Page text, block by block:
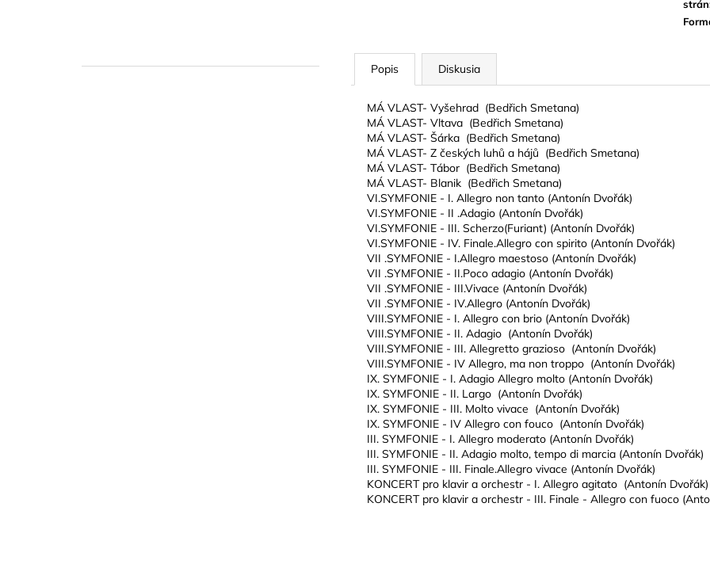
strán
Popis Diskusia
MÁ VLAST- Vyšehrad (Bedřich Smetana)
MÁ VLAST- Vltava (Bedřich Smetana)
MÁ VLAST- Šárka (Bedřich Smetana)
MÁ VLAST- Z českých luhů a hájů (Bedřich Smetana)
MÁ VLAST- Tábor (Bedřich Smetana)
MÁ VLAST- Blanik (Bedřich Smetana)
VI.SYMFONIE - I. Allegro non tanto (Antonín Dvořák)
VI.SYMFONIE - II .Adagio (Antonín Dvořák)
VI.SYMFONIE - III. Scherzo(Furiant) (Antonín Dvořák)
VI.SYMFONIE - IV. Finale.Allegro con spirito (Antonín Dvořák)
VII .SYMFONIE - I.Allegro maestoso (Antonín Dvořák)
VII .SYMFONIE - II.Poco adagio (Antonín Dvořák)
VII .SYMFONIE - III.Vivace (Antonín Dvořák)
VII .SYMFONIE - IV.Allegro (Antonín Dvořák)
VIII.SYMFONIE - I. Allegro con brio (Antonín Dvořák)
VIII.SYMFONIE - II. Adagio (Antonín Dvořák)
VIII.SYMFONIE - III. Allegretto grazioso (Antonín Dvořák)
VIII.SYMFONIE - IV Allegro, ma non troppo (Antonín Dvořák)
IX. SYMFONIE - I. Adagio Allegro molto (Antonín Dvořák)
IX. SYMFONIE - II. Largo (Antonín Dvořák)
IX. SYMFONIE - III. Molto vivace (Antonín Dvořák)
IX. SYMFONIE - IV Allegro con fouco (Antonín Dvořák)
III. SYMFONIE - I. Allegro moderato (Antonín Dvořák)
III. SYMFONIE - II. Adagio molto, tempo di marcia (Antonín Dvořák)
III. SYMFONIE - III. Finale.Allegro vivace (Antonín Dvořák)
KONCERT pro klavir a orchestr - I. Allegro agitato (Antonín Dvořák)
KONCERT pro klavir a orchestr - III. Finale - Allegro con fuoco